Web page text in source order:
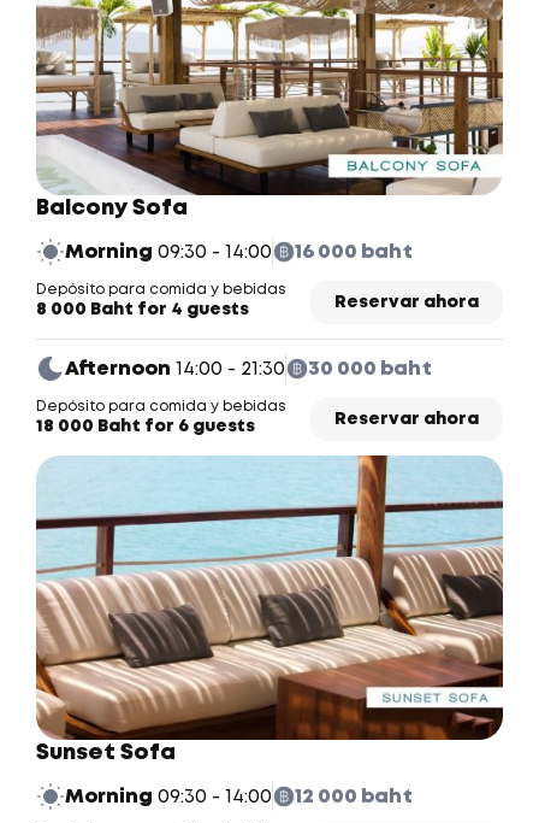
Balcony Sofa
Morning 09:30 - 14:00 16 000 baht
Depósito para comida y bebidas
8 000 Baht for 4 guests Reservar ahora
Afternoon 14:00 - 21:30 30 000 baht
Depósito para comida y bebidas
18 000 Baht for 6 guests Reservar ahora
Sunset Sofa
Morning 09:30 - 14:00 12 000 baht